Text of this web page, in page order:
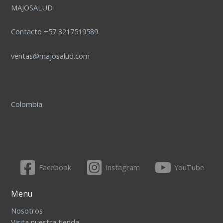
MAJOSALUD
Contacto +57 3217519589
ventas@majosalud.com
Colombia
Facebook Instagram YouTube
Menu
Nosotros